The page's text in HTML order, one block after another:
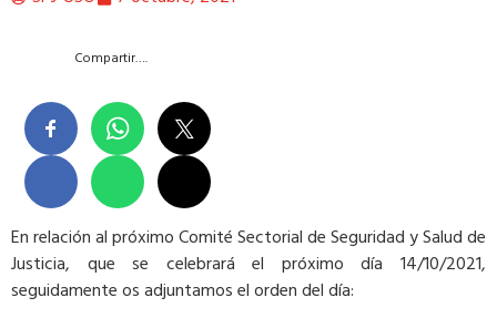
Compartir….
En relación al próximo Comité Sectorial de Seguridad y Salud de
Justicia, que se celebrará el próximo día 14/10/2021,
seguidamente os adjuntamos el orden del día: